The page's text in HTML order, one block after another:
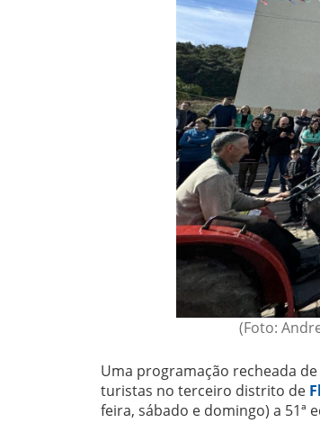
(Foto:
Uma programação recheada
turistas no terceiro distrito de
feira, sábado e domingo) a 51ª